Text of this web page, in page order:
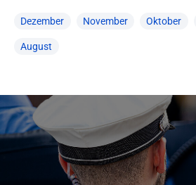
Dezember November Oktober
August